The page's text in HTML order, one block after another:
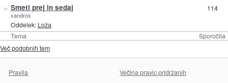
Tema Sporočila
» Smeti prej in sedaj
xandros
Oddelek: Loža
114
Več podobnih tem
Pravila Večina pravic pridržanih